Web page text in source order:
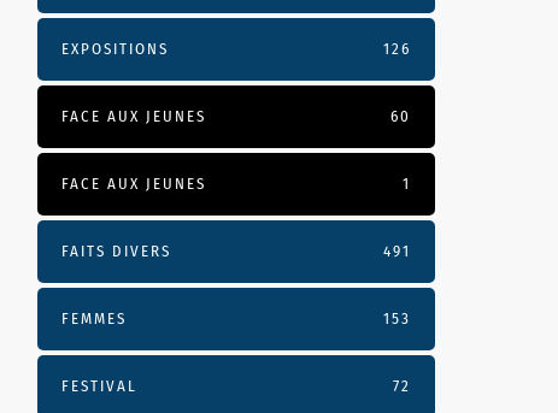
EXPOSITIONS 126
FACE AUX JEUNES 60
FACE AUX JEUNES 1
FAITS DIVERS 491
FEMMES 153
FESTIVAL 72